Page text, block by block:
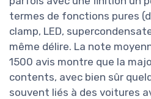
termes de fonctions pures
clamp, LED,
même délire. La note
1500 avis montre que la
contents, avec bien sûr
souvent liés à des voitures